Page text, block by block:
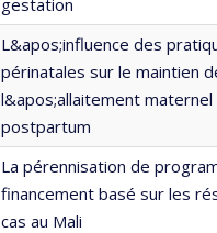
L&apos;influence des
périnatales sur le maintien
l&apos;allaitement maternel
postpartum
La pérennisation de
financement basé sur les
cas au Mali